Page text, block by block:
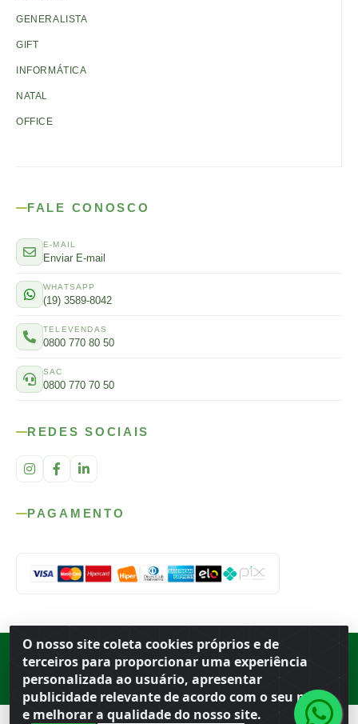
O nosso site coleta cookies próprios e de
terceiros para proporcionar uma experiência
personalizada ao usuário, apresentar
publicidade relevante de acordo com o seu perfil
e melhorar a qualidade do nosso site.
GENERALISTA
GIFT
INFORMÁTICA
NATAL
OFFICE
FALE CONOSCO
E-MAIL
Enviar E-mail
WHATSAPP
(19) 3589-8042
TELEVENDAS
0800 770 80 50
SAC
0800 770 70 50
REDES SOCIAIS
PAGAMENTO
Rod. SP-215, s/n, km 98 — Área Rural Porto Ferreira ·BR
· CEP
· CNPJ 56.679.863/0001-91
© 2026 Atacado Ideal